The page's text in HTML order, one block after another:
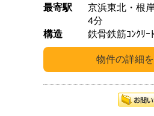
最寄駅
京浜東北・根岸線
4分
構造
鉄骨鉄筋ｺﾝｸﾘｰ